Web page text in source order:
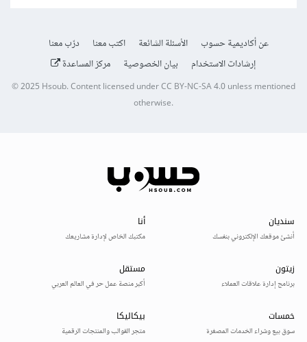
عن أكاديمية حسوب الأسئلة الشائعة اكتب معنا
درّب معنا
إرشادات الاستخدام
بيان الخصوصية مركز المساعدة
© 2025Hsoub.Content licensed underCC BY-NC-SA 4.0unless mentioned
otherwise.